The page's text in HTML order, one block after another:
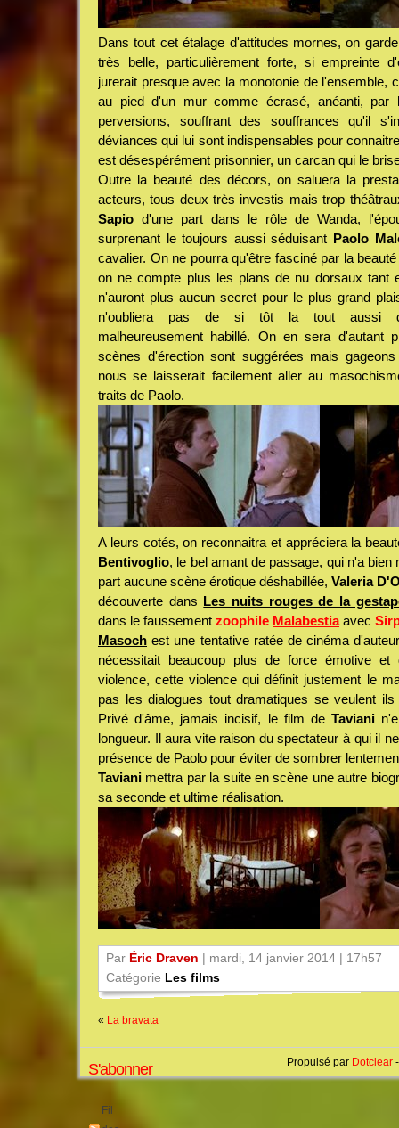
Dans tout cet étalage d'attitudes mornes, on
très belle, particulièrement forte, si empreinte
jurerait presque avec la monotonie de l'ensemble,
au pied d'un mur comme écrasé, anéanti, par
perversions, souffrant des souffrances qu'il
déviances qui lui sont indispensables pour
est désespérément prisonnier, un carcan qui le
Outre la beauté des décors, on saluera la
acteurs, tous deux très investis mais trop
Sapio d'une part dans le rôle de Wanda,
surprenant le toujours aussi séduisant Paolo
cavalier. On ne pourra qu'être fasciné par la
on ne compte plus les plans de nu dorsaux tant
n'auront plus aucun secret pour le plus grand
n'oubliera pas de si tôt la tout aussi
malheureusement habillé. On en sera d'autant
scènes d'érection sont suggérées mais
nous se laisserait facilement aller au
traits de Paolo.
A leurs cotés, on reconnaitra et appréciera la
Bentivoglio, le bel amant de passage, qui n'a
part aucune scène érotique déshabillée, Valeria
découverte dans Les nuits rouges de la
dans le faussement zoophile Malabestiaavec
Masoch est une tentative ratée de cinéma
nécessitait beaucoup plus de force émotive et
violence, cette violence qui définit justement le
pas les dialogues tout dramatiques se veulent
Privé d'âme, jamais incisif, le film deTaviani
longueur. Il aura vite raison du spectateur à qui il
présence de Paolo pour éviter de sombrer
Taviani mettra par la suite en scène une autre
sa seconde et ultime réalisation.
Par Éric Draven | mardi, 14 janvier 2014 | 17h57
Catégorie Les films
« La bravata
S'abonner
Fil
Propulsé par Dotclear